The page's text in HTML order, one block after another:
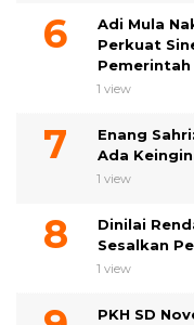
Adi Mula
Perkuat
Pemerintah
1 view
Enang
Ada
1 view
Dinilai
Sesalkan
1 view
PKH SD